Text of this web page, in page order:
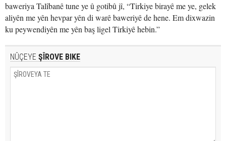
baweriya Talîbanê tune ye û gotibû jî, “Tirkiye birayê me ye, gelek
aliyên me yên hevpar yên di warê baweriyê de hene. Em dixwazin
ku peywendiyên me yên baş ligel Tirkiyê hebin.”
NÛÇEYE ŞÎROVE BIKE